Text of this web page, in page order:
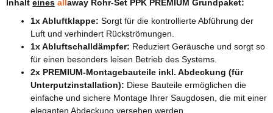
Inhalt eines all away Rohr-Set PPK PREMIUM Grundpaket:
1x Abluftklappe: Sorgt für die kontrollierte Abführung der
Luft und verhindert Rückströmungen.
1x Abluftschalldämpfer: Reduziert Geräusche und sorgt so
für einen besonders leisen Betrieb des Systems.
2x PREMIUM-Montagebauteile inkl. Abdeckung (für
Unterputzinstallation): Diese Bauteile ermöglichen die
einfache und sichere Montage Ihrer Saugdosen, die mit einer
eleganten Abdeckung versehen werden.